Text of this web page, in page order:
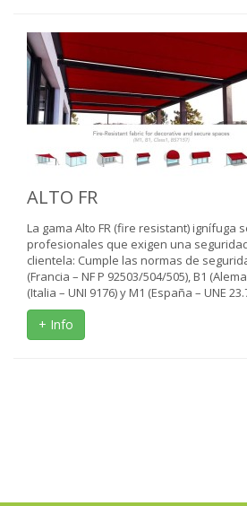
ALTO FR
La gama Alto FR (fire resistant) ignífuga
profesionales que exigen una
clientela: Cumple las normas de
(Francia – NF P 92503/504/505), B1
(Italia – UNI 9176) y M1 (España – UNE
+ Info